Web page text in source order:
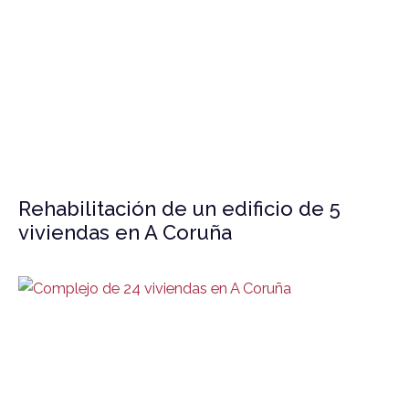
Rehabilitación de un edificio de 5
viviendas en A Coruña